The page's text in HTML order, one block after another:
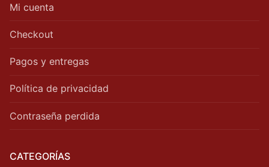
Mi cuenta
Checkout
Pagos y entregas
Política de privacidad
Contraseña perdida
CATEGORÍAS